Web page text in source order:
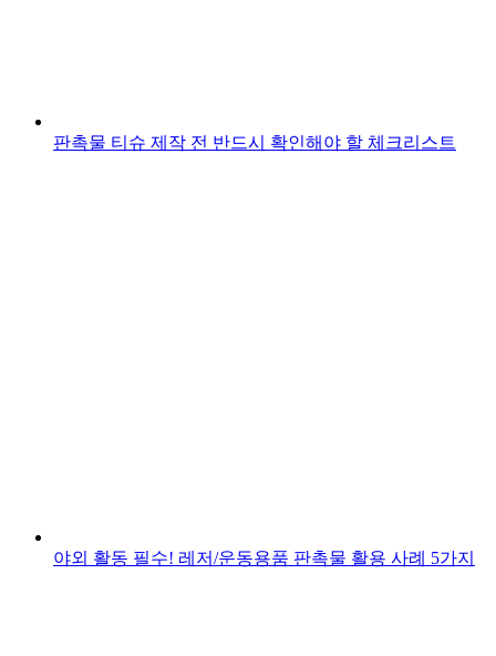
판촉물 티슈 제작 전 반드시 확인해야 할 체크리스트
야외 활동 필수! 레저/운동용품 판촉물 활용 사례 5가지